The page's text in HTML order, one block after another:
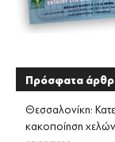
Πρόσφατα
Θεσσαλονίκη:
κακοποίηση